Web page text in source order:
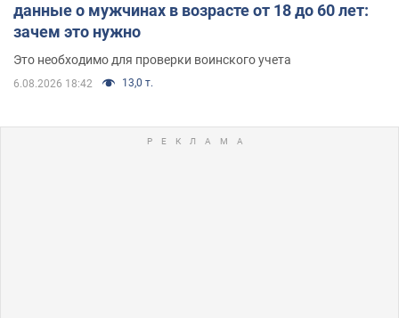
данные о мужчинах в возрасте от 18 до 60 лет:
зачем это нужно
Это необходимо для проверки воинского учета
6.08.2026 18:42 13,0 т.